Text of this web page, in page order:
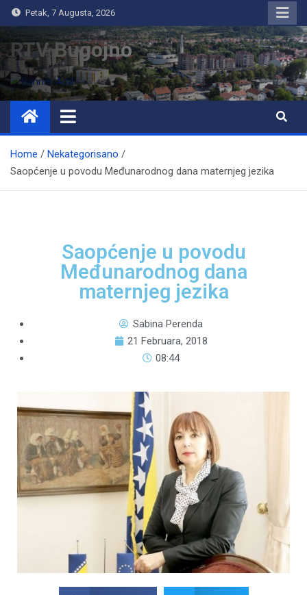
Petak, 7 Augusta, 2026
RTV Bugojno
Home
Nekategorisano
Saopćenje u povodu Međunarodnog dana maternjeg jezika
Saopćenje u povodu
Međunarodnog dana
maternjeg jezika
Sabina Perenda
21 Februara, 2018
08:44